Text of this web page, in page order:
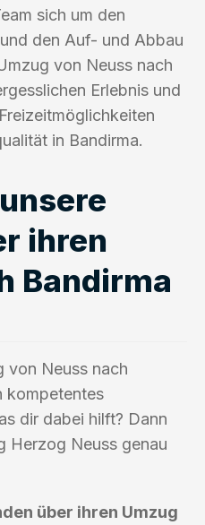
sich um den
den Auf- und Abbau
von Neuss nach
Erlebnis und
in Bandirma.
ihren
Bandirma
von Neuss nach
kompetentes
dir dabei hilft? Dann
Herzog Neuss genau
über ihren Umzug